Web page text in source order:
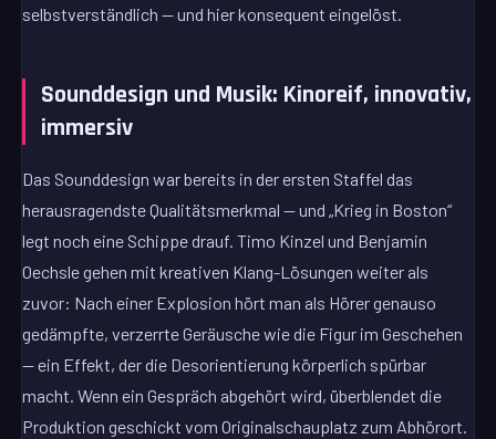
selbstverständlich — und hier konsequent eingelöst.
Sounddesign und Musik: Kinoreif, innovativ,
immersiv
Das Sounddesign war bereits in der ersten Staffel das
herausragendste Qualitätsmerkmal — und „Krieg in Boston“
legt noch eine Schippe drauf. Timo Kinzel und Benjamin
Oechsle gehen mit kreativen Klang-Lösungen weiter als
zuvor: Nach einer Explosion hört man als Hörer genauso
gedämpfte, verzerrte Geräusche wie die Figur im Geschehen
— ein Effekt, der die Desorientierung körperlich spürbar
macht. Wenn ein Gespräch abgehört wird, überblendet die
Produktion geschickt vom Originalschauplatz zum Abhörort.